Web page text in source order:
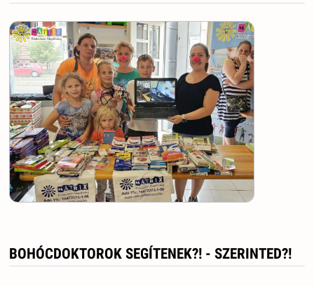
BOHÓCDOKTOROK SEGÍTENEK?! - SZERINTED?!